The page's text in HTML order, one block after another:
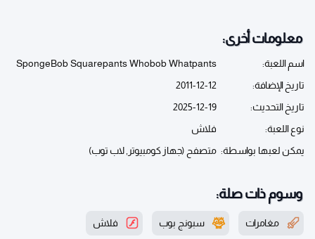
معلومات أخرى:
اسم اللعبة:
SpongeBob Squarepants Whobob Whatpants
تاريخ الإضافة:
2011-12-12
تاريخ التحديث:
2025-12-19
نوع اللعبة:
فلاش
يمكن لعبها بواسطة: متصفح (جهاز كومبيوتر, لاب توب)
وسوم ذات صلة:
مغامرات سبونج بوب فلاش